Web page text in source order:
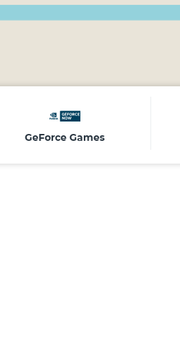
GeForce Games